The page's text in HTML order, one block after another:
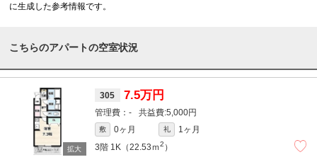
に生成した参考情報です。
こちらのアパートの空室状況
305 7.5万円
- 5,000円
敷 0ヶ月 礼
1ヶ月
3階 1K（22.53ｍ2 ）